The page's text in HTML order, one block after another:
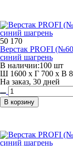
50 170
Верстак PROFI
синий шагрень
В наличии:100 шт
Ш 1600 x Г 700 x В
На заказ, 30 дней
В корзину